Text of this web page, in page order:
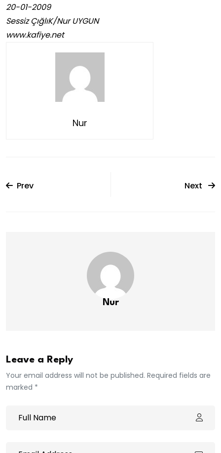
20-01-2009
Sessiz ÇığlıK/Nur UYGUN
www.kafiye.net
Nur
Prev Next
Nur
Leave a Reply
Your email address will not be published. Required fields are
marked *